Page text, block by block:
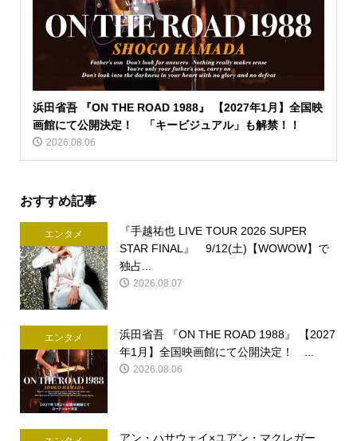
浜田省吾 『ON THE ROAD 1988』 【2027年1月】全国映
画館にて公開決定！ 「キービジュアル」も解禁！！
2026.08.06
おすすめ記事
エンタメ
『手越祐也 LIVE TOUR 2026 SUPER
STAR FINAL』 9/12(土)【WOWOW】で
独占...
2026.08.07
エンタメ
浜田省吾 『ON THE ROAD 1988』 【2027
年1月】全国映画館にて公開決定！ ...
2026.08.06
アン・ハサウェイ×ユアン・マクレガー